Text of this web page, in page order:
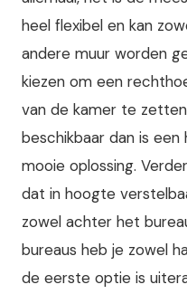
heel flexibel en kan
andere muur worden
kiezen om een
van de kamer te
beschikbaar dan is
mooie oplossing.
dat in hoogte
zowel achter het
bureaus heb je zowel
de eerste optie is